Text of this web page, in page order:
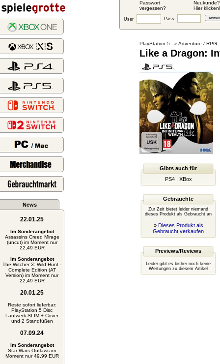
Passwort
vergessen?
Neukunde?
Hier klicken!
User Pass
News
22.01.25
Im Sonderangebot
Assassins Creed Mirage
(uncut) im Moment nur
22,49 EUR
Im Sonderangebot
The Witcher 3: Wild Hunt -
Complete Edition (AT
Version) im Moment nur
22,49 EUR
20.01.25
Reste sofort lieferbar:
PlayStation 5 Disc
Laufwerk SLIM + Cover
und 2 Standfüßen
07.09.24
Im Sonderangebot
Star Wars Outlaws im
Moment nur 49,99 EUR
PlayStation 5 --» Adventure / RPG
Like a Dragon:
Gibts auch für
PS4| XBox
Gebrauchte
Zur Zeit bietet leider niemand
dieses Produkt als Gebraucht an
» Dieses Produkt als
Gebraucht verkaufen
Previews/Reviews
Leider gibt es bisher noch keine
Wertungen zu diesem Artikel